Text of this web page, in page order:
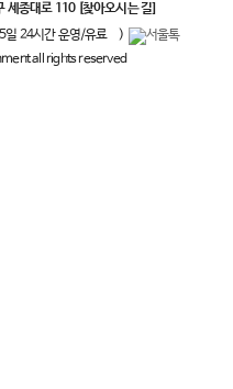
세종대로 110 [찾아오시는 길]
일 24시간 운영/유료
)
all rights reserved